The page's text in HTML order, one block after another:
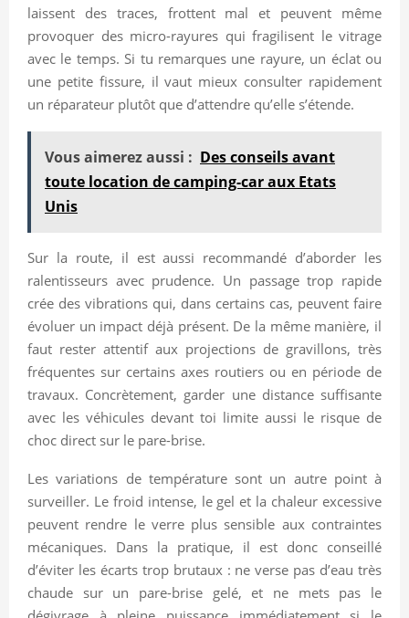
laissent des traces, frottent mal et peuvent même
provoquer des micro-rayures qui fragilisent le vitrage
avec le temps. Si tu remarques une rayure, un éclat ou
une petite fissure, il vaut mieux consulter rapidement
un réparateur plutôt que d’attendre qu’elle s’étende.
Vous aimerez aussi : Des conseils avant
toute location de camping-car aux Etats
Unis
Sur la route, il est aussi recommandé d’aborder les
ralentisseurs avec prudence. Un passage trop rapide
crée des vibrations qui, dans certains cas, peuvent faire
évoluer un impact déjà présent. De la même manière, il
faut rester attentif aux projections de gravillons, très
fréquentes sur certains axes routiers ou en période de
travaux. Concrètement, garder une distance suffisante
avec les véhicules devant toi limite aussi le risque de
choc direct sur le pare-brise.
Les variations de température sont un autre point à
surveiller. Le froid intense, le gel et la chaleur excessive
peuvent rendre le verre plus sensible aux contraintes
mécaniques. Dans la pratique, il est donc conseillé
d’éviter les écarts trop brutaux : ne verse pas d’eau très
chaude sur un pare-brise gelé, et ne mets pas le